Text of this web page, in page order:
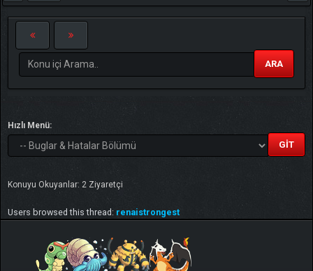
ARA
Hızlı Menü:
Konuyu Okuyanlar: 2 Ziyaretçi
Users browsed this thread: renaistrongest